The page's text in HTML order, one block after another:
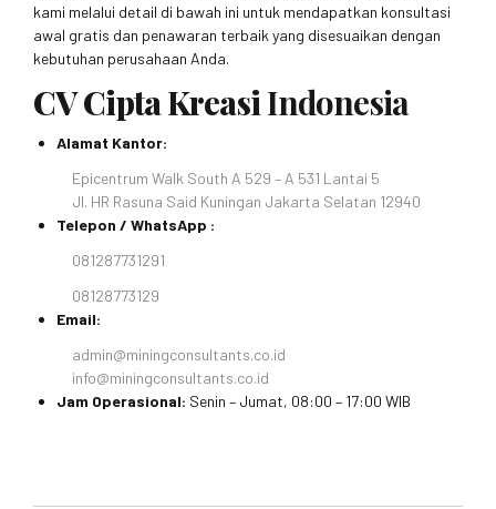
kami melalui detail di bawah ini untuk mendapatkan konsultasi
awal gratis dan penawaran terbaik yang disesuaikan dengan
kebutuhan perusahaan Anda.
CV Cipta KreasiIndonesia
Alamat Kantor:
Epicentrum Walk South A 529 – A 531 Lantai 5
Jl. HR Rasuna Said Kuningan Jakarta Selatan 12940
Telepon / WhatsApp :
081287731291
08128773129
Email:
admin@miningconsultants.co.id
info@miningconsultants.co.id
Jam Operasional: Senin – Jumat, 08:00 – 17:00 WIB